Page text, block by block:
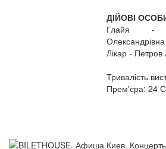
ДІЙОВІ
Глайя -
Олександрівна
Лікар - Петров
Тривалість
Прем'єра: 24